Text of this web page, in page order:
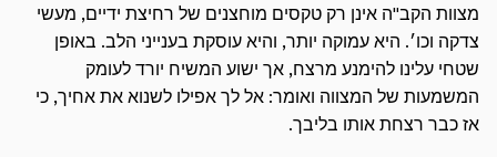
מצוות הקב"ה אינן רק טקסים מוחצנים של רחיצת ידיים, מעשי
צדקה וכו׳. היא עמוקה יותר, והיא עוסקת בענייני הלב. באופן
שטחי עלינו להימנע מרצח, אך ישוע המשיח יורד לעומק
המשמעות של המצווה ואומר: אל לך אפילו לשנוא את אחיך, כי
אז כבר רצחת אותו בליבך.